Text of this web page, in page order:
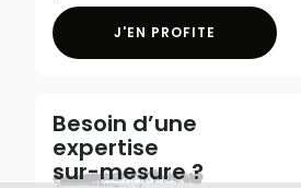
J'EN PROFITE
Besoin d’une
expertise
sur-mesure ?